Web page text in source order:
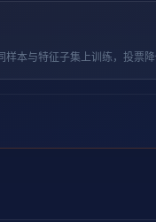
本与特征子集上训练，投票降